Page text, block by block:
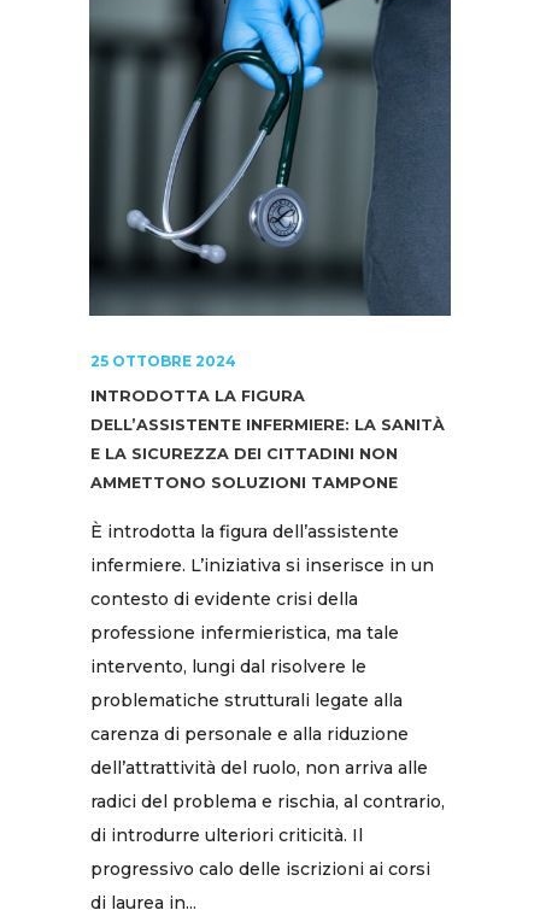
25 OTTOBRE 2024
INTRODOTTA LA FIGURA
DELL’ASSISTENTE INFERMIERE: LA SANITÀ
E LA SICUREZZA DEI CITTADINI NON
AMMETTONO SOLUZIONI TAMPONE
È introdotta la figura dell’assistente
infermiere. L’iniziativa si inserisce in un
contesto di evidente crisi della
professione infermieristica, ma tale
intervento, lungi dal risolvere le
problematiche strutturali legate alla
carenza di personale e alla riduzione
dell’attrattività del ruolo, non arriva alle
radici del problema e rischia, al contrario,
di introdurre ulteriori criticità. Il
progressivo calo delle iscrizioni ai corsi
di laurea in...